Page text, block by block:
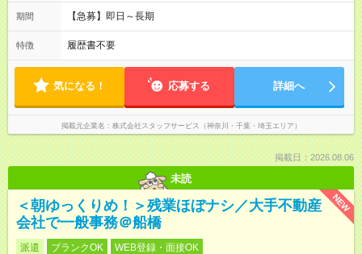
期間 【急募】即日～長期
特徴 履歴書不要
気になる！ 応募する 詳細へ
掲載元企業名 株式会社スタッフサービス（神奈川・千葉・埼玉エリア）
掲載日：2026.08.06
未読
NEW
＜朝ゆっくりめ！＞残業ほぼナシ／大手不動産
会社で一般事務＠船橋
派遣 ブランクOK WEB登録・面接OK